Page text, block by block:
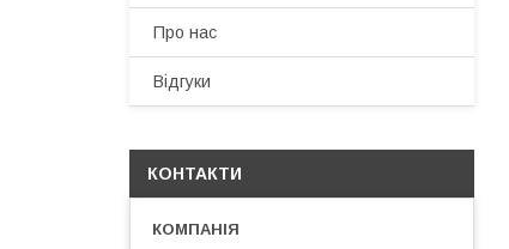
Про нас
Відгуки
КОНТАКТИ